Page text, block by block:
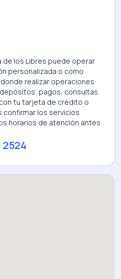
de los Libres puede operar
personalizada o como
realizar operaciones
pagos, consultas
tu tarjeta de crédito o
los servicios
horarios de atención antes
2524